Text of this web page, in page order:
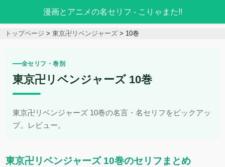
漫画とアニメの名セリフ - こりゃまた!!
トップページ 東京卍リベンジャーズ 10巻
全セリフ・巻別
東京卍リベンジャーズ 10巻
東京卍リベンジャーズ 10巻の名言・名セリフをピックアッ
プ。レビュー。
東京卍リベンジャーズ 10巻のセリフまとめ